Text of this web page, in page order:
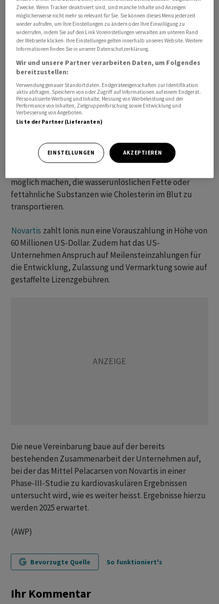
Der PharmakonzernNovartissichert sich über ein
Lizenzabkommen mit dem Biotechunternehmen Ionis
Zugang zu einem neuartigen Medikament zur
Behandlung von Herz-Kreislauf-Erkrankungen. Damit
bauen die beiden Unternehmen ihre bereits
bestehende Zusammenarbeit weiter aus, teilte das
Biotechunternehmen Ionis am Donnerstag mit.
Konkret geht es beim neuen Teil der Kooperation um
die Erforschung, Entwicklung und Vermarktung eines
Lipoprotein(a) oder Lp(a)-bedingten Herz-Kreislauf-
Erkrankungen. Lipoproteine bestehen aus Fetten und
möglich machen, die wasserunlöslichen Fette oder
fettähnliche Substanzen wie Cholesterin im Blut zu
transportieren.
Novartis zahlt Ionis nun eine Vorauszahlung in Höhe von
60 Millionen US-Dollar. Zudem hat das US-
Unternehmen Anspruch auf Meilensteinzahlungen für
die Entwicklung, Zulassung und Vermarktung sowie auf
gestaffelte Lizenzgebühren.
Die neue Vereinbarung baue auf der bereits
bestehenden Zusammenarbeit der Unternehmen auf,
bei der das Mittel Pelacarsen von Novartis in einer
Phase-III-Studie zu kardiovaskulären Ergebnissen
untersucht wird, wie es weiter heisst. Ergebnisse hierzu
werden 2025 erwartet.
(AWP)
Bevorzugte Quelle So funktioniert's
Ihr Kommentar
Zwecke. Wenn Tracker deaktiviert sind, sind manche Inhalte und Anzeigen
möglicherweise nicht mehr so relevant für Sie. Sie können dieses Menü jederzeit
wieder aufrufen, um Ihre Einstellungen zu ändern oder Ihre Einwilligung zu
widerrufen, indem Sie auf den Link Voreinstellungen verwalten am unteren Rand
der Webseite klicken. Ihre Einstellungen gelten innerhalb unseres Website. Weitere
Informationen finden Sie in unserer Datenschutzerklärung.
Wir und unsere Partner verarbeiten Daten, um Folgendes
bereitzustellen:
Verwendung genauer Standortdaten. Endgeräteeigenschaften zur Identifikation
aktiv abfragen. Speichern von oder Zugriff auf Informationen auf einem Endgerät.
Personalisierte Werbung und Inhalte, Messung von Werbeleistung und der
Performance von Inhalten, Zielgruppenforschung sowie Entwicklung und
Verbesserung von Angeboten.
Liste der Partner (Lieferanten)
EINSTELLUNGEN AKZEPTIEREN